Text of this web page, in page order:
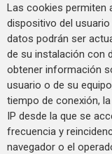
Las cookies permiten
dispositivo del
datos podrán ser
de su instalación con
obtener información
usuario o de su
tiempo de conexión,
IP desde la que se
frecuencia y
navegador o el